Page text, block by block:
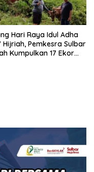
Hari Raya Idul Adha
Hijriah, Pemkesra Sulbar
Kumpulkan 17 Ekor